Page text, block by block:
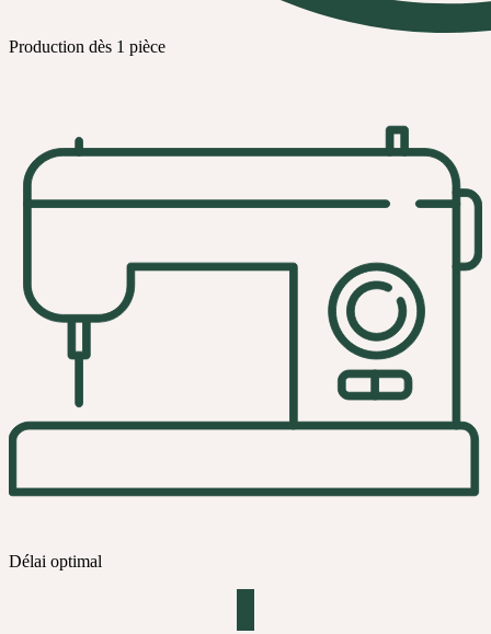
Production dès 1 pièce
Délai optimal